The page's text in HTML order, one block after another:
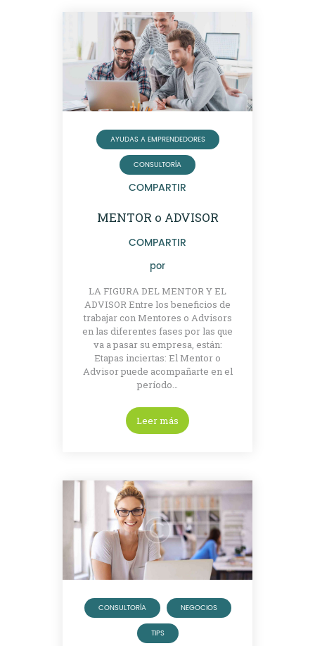
AYUDAS A EMPRENDEDORES
CONSULTORÍA
COMPARTIR
MENTOR o ADVISOR
COMPARTIR
por
LA FIGURA DEL MENTOR Y EL
ADVISOR Entre los beneficios de
trabajar con Mentores o Advisors
en las diferentes fases por las que
va a pasar su empresa, están:
Etapas inciertas: El Mentor o
Advisor puede acompañarte en el
período…
Leer más
CONSULTORÍA NEGOCIOS
TIPS